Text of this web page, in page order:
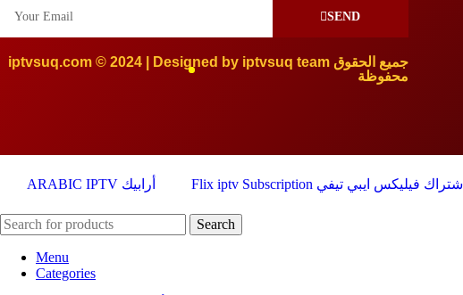
SEND
iptvsuq.com © 2024 | Designed by iptvsuq team جميع الحقوق
محفوظة
ARABIC IPTV أرابيك Flix iptv Subscription اشتراك فيليكس ايبي تيفي
Search
Menu
Categories